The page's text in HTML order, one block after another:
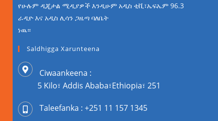
የሁሉም ዲጂታል ሚዲያዎች እንዲሁም አዲስ ቲቪ፣ኤፍኤም 96.3
ራዲዮ እና አዲስ ሊሳን ጋዜጣ ባለቤት
ነዉ።
Saldhigga Xarunteena
Ciwaankeena :
5 Kilo፣ Addis Ababa፣Ethiopia፣ 251
Taleefanka : +251 11 157 1345